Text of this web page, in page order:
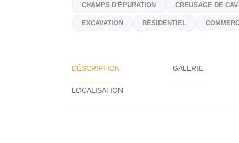
CHAMPS D'ÉPURATION CREUSAGE DE
EXCAVATION RÉSIDENTIEL
DÉSCRIPTION GALERIE